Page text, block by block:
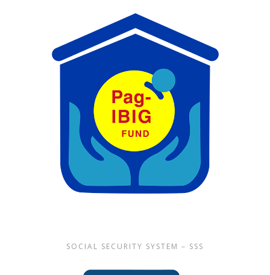
SOCIAL SECURITY SYSTEM – SSS